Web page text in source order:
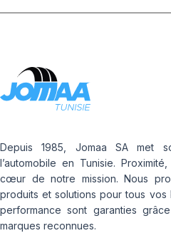
Depuis 1985, Jomaa SA met
l’automobile en Tunisie.
cœur de notre mission. Nous
produits et solutions pour tous vos
performance sont garanties
marques reconnues.